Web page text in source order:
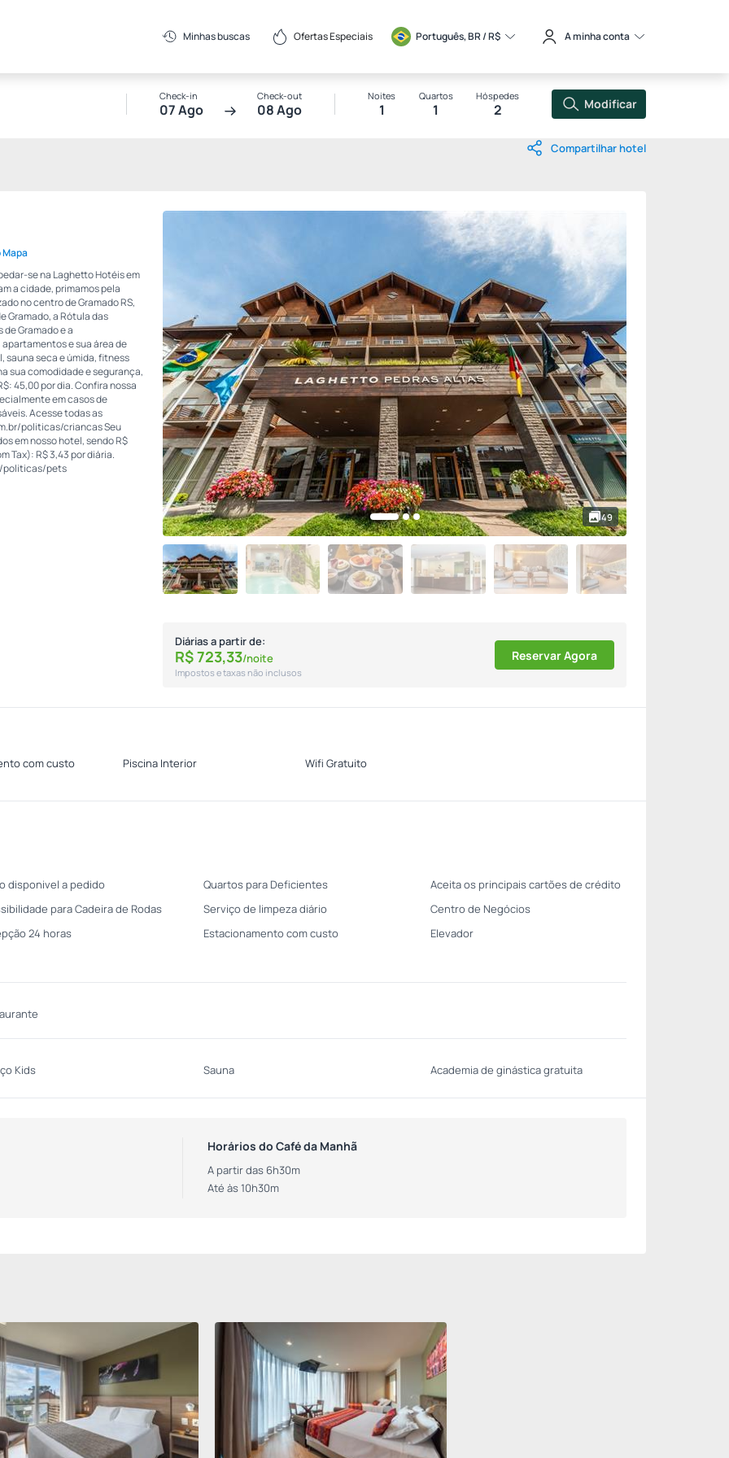
Minhas buscas Ofertas Especiais Português, BR / R$ A minha conta
Check-in
07 Ago
Check-out
08 Ago
Noites
1
Quartos
1
Hóspedes
2 Modificar
Compartilhar hotel
Mapa
se na Laghetto Hotéis em
a cidade, primamos pela
no centro de Gramado RS,
Gramado, a Rótula das
Gramado e a
e sua área de
seca e úmida, fitness
sua comodidade e segurança,
45,00 por dia. Confira nossa
em casos de
Acesse todas as
politicas/criancas Seu
em nosso hotel, sendo R$
Tax): R$ 3,43 por diária.
politicas/pets
49
Diárias a partir de:
R$723,33/noite
Impostos e taxas não inclusos
Reservar Agora
com custo Piscina Interior Wifi Gratuito
disponivel a pedido Quartos para Deficientes
Aceita os principais cartões de crédito
para Cadeira de Rodas
Serviço de limpeza diário
Centro de Negócios
24 horas
Estacionamento com custo Elevador
Kids Sauna Academia de ginástica gratuita
Horários do Café da Manhã
A partir das 6h30m
Até às 10h30m